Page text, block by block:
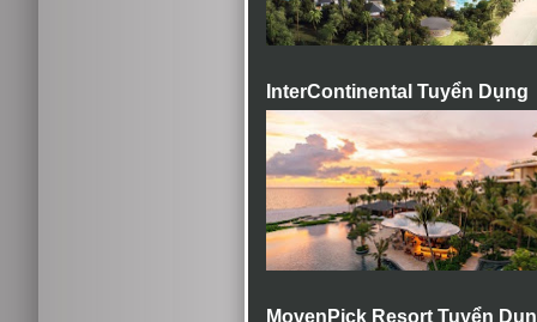
InterContinental Tuyển Dụng
MovenPick Resort Tuyển